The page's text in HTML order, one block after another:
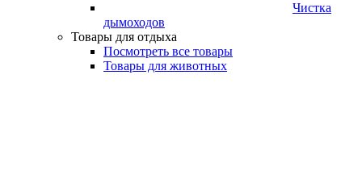
Чистка
дымоходов
Товары для отдыха
Посмотреть все товары
Товары для животных